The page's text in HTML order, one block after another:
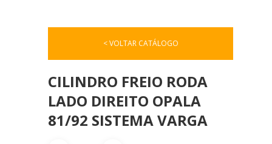
< VOLTAR CATÁLOGO
CILINDRO FREIO RODA
LADO DIREITO OPALA
81/92 SISTEMA VARGA